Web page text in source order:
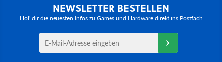
NEWSLETTER BESTELLEN
Hol' dir die neuesten Infos zu Games und Hardware direkt ins Postfach